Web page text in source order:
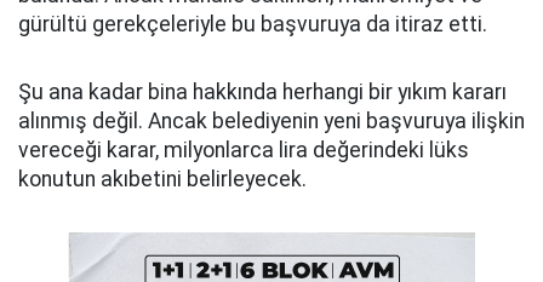
gürültü gerekçeleriyle bu başvuruya da itiraz etti.
Şu ana kadar bina hakkında herhangi bir yıkım kararı
alınmış değil. Ancak belediyenin yeni başvuruya ilişkin
vereceği karar, milyonlarca lira değerindeki lüks
konutun akıbetini belirleyecek.